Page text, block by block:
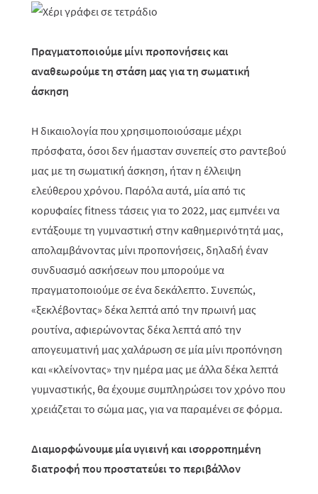
Πραγματοποιούμε μίνι προπονήσεις και
αναθεωρούμε τη στάση μας για τη σωματική
άσκηση
Η δικαιολογία που χρησιμοποιούσαμε μέχρι
πρόσφατα, όσοι δεν ήμασταν συνεπείς στο ραντεβού
μας με τη σωματική άσκηση, ήταν η έλλειψη
ελεύθερου χρόνου. Παρόλα αυτά, μία από τις
κορυφαίεςfitness τάσεις για το 2022, μας εμπνέει να
εντάξουμε τη γυμναστική στην καθημερινότητά μας,
απολαμβάνοντας μίνι προπονήσεις, δηλαδή έναν
συνδυασμό ασκήσεων που μπορούμε να
πραγματοποιούμε σε ένα δεκάλεπτο. Συνεπώς,
«ξεκλέβοντας» δέκα λεπτά από την πρωινή μας
ρουτίνα, αφιερώνοντας δέκα λεπτά από την
απογευματινή μας χαλάρωση σε μία μίνι προπόνηση
και «κλείνοντας» την ημέρα μας με άλλα δέκα λεπτά
γυμναστικής, θα έχουμε συμπληρώσει τον χρόνο που
χρειάζεται το σώμα μας, για να παραμένει σε φόρμα.
Διαμορφώνουμε μία υγιεινή και ισορροπημένη
διατροφή που προστατεύει το περιβάλλον